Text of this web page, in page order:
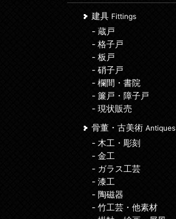
建具 Fittings
- 蔵戸
- 格子戸
- 板戸
- 硝子戸
- 欄間・書院
- 簾戸・障子戸
- 現状販売
骨董・古美術 Antiques
- 木工・彫刻
- 金工
- ガラス工芸
- 漆工
- 陶磁器
- 竹工芸・他素材